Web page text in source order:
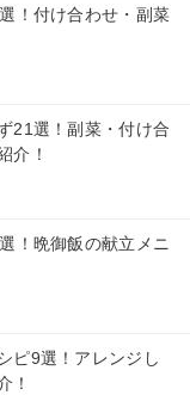
！付け合わせ・副菜
21選！副菜・付け合
介！
！晩御飯の献立メニ
ピ9選！アレンジし
！